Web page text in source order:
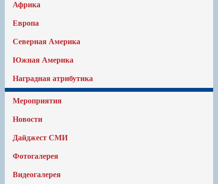
Африка
Европа
Северная Америка
Южная Америка
Наградная атрибутика
Мероприятия
Новости
Дайджест СМИ
Фотогалерея
Видеогалерея